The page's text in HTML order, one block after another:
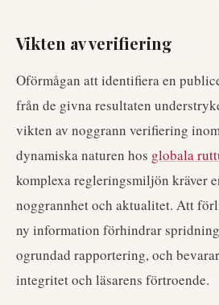
Vikten av verifiering
Oförmågan att identifiera en
från de givna resultaten
vikten av noggrann verifiering
dynamiska naturen hos globala
komplexa regleringsmiljön kräver
noggrannhet och aktualitet. Att
ny information förhindrar
ogrundad rapportering, och
integritet och läsarens förtroende.